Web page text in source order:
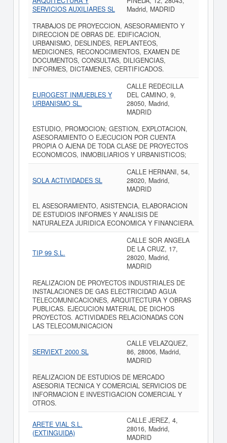
SERVICIOS AUXILIARES SL
Madrid, MADRID
TRABAJOS DE PROYECCION, ASESORAMIENTO Y
DIRECCION DE OBRAS DE. EDIFICACION,
URBANISMO, DESLINDES, REPLANTEOS,
MEDICIONES, RECONOCIMIENTOS, EXAMEN DE
DOCUMENTOS, CONSULTAS, DILIGENCIAS,
INFORMES, DICTAMENES, CERTIFICADOS.
EUROGEST INMUEBLES Y
URBANISMO SL.
CALLE REDECILLA
DEL CAMINO, 9,
28050, Madrid,
MADRID
ESTUDIO, PROMOCION; GESTION, EXPLOTACION,
ASESORAMIENTO O EJECUCION POR CUENTA
PROPIA O AJENA DE TODA CLASE DE PROYECTOS
ECONOMICOS, INMOBILIARIOS Y URBANISTICOS;
SOLA ACTIVIDADES SL
CALLE HERNANI, 54,
28020, Madrid,
MADRID
EL ASESORAMIENTO, ASISTENCIA, ELABORACION
DE ESTUDIOS INFORMES Y ANALISIS DE
NATURALEZA JURIDICA ECONOMICA Y FINANCIERA.
TIP 99 S.L.
CALLE SOR ANGELA
DE LA CRUZ, 17,
28020, Madrid,
MADRID
REALIZACION DE PROYECTOS INDUSTRIALES DE
INSTALACIONES DE GAS ELECTRICIDAD AGUA
TELECOMUNICACIONES, ARQUITECTURA Y OBRAS
PUBLICAS. EJECUCION MATERIAL DE DICHOS
PROYECTOS. ACTIVIDADES RELACIONADAS CON
LAS TELECOMUNICACION
SERVIEXT 2000 SL
CALLE VELAZQUEZ,
86, 28006, Madrid,
MADRID
REALIZACION DE ESTUDIOS DE MERCADO
ASESORIA TECNICA Y COMERCIAL SERVICIOS DE
INFORMACION E INVESTIGACION COMERCIAL Y
OTROS.
ARETE VIAL S.L.
(EXTINGUIDA)
CALLE JEREZ, 4,
28016, Madrid,
MADRID